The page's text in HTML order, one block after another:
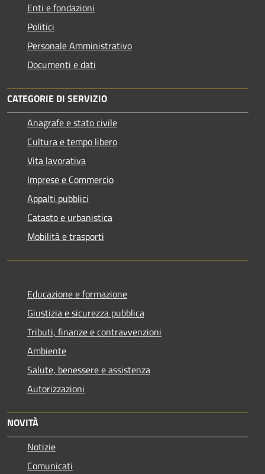
Enti e fondazioni
Politici
Personale Amministrativo
Documenti e dati
CATEGORIE DI SERVIZIO
Anagrafe e stato civile
Cultura e tempo libero
Vita lavorativa
Imprese e Commercio
Appalti pubblici
Catasto e urbanistica
Mobilità e trasporti
Educazione e formazione
Giustizia e sicurezza pubblica
Tributi, finanze e contravvenzioni
Ambiente
Salute, benessere e assistenza
Autorizzazioni
NOVITÀ
Notizie
Comunicati